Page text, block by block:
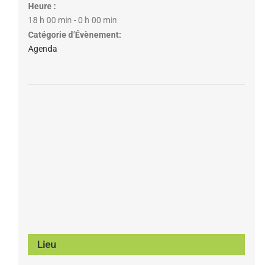
Heure :
18 h 00 min - 0 h 00 min
Catégorie d’Évènement:
Agenda
Lieu